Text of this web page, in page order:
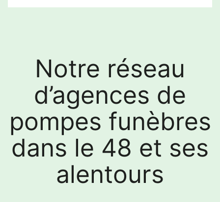
Notre réseau
d’agences de
pompes funèbres
dans le 48 et ses
alentours